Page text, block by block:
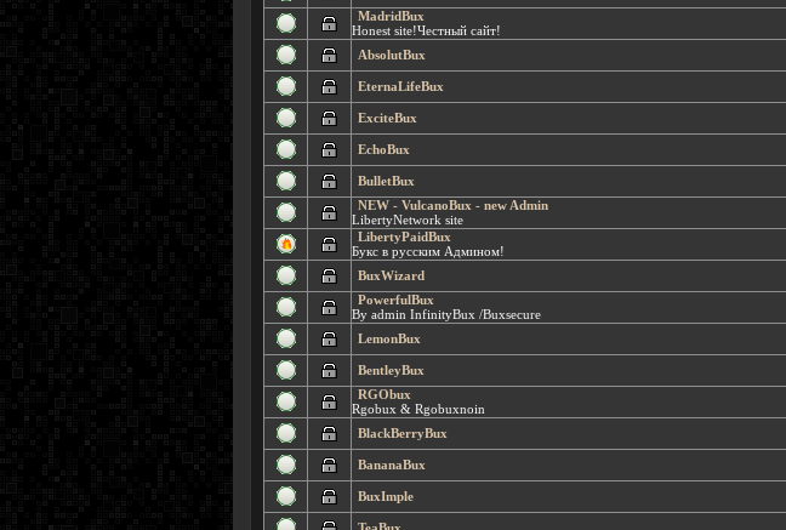
MadridBux
Honest site!Честный сайт!
AbsolutBux
EternaLifeBux
ExciteBux
EchoBux
BulletBux
NEW - VulcanoBux - new Admin
LibertyNetwork site
LibertyPaidBux
Букс в русским Админом!
BuxWizard
PowerfulBux
By admin InfinityBux /Buxsecure
LemonBux
BentleyBux
RGObux
Rgobux & Rgobuxnoin
BlackBerryBux
BananaBux
BuxImple